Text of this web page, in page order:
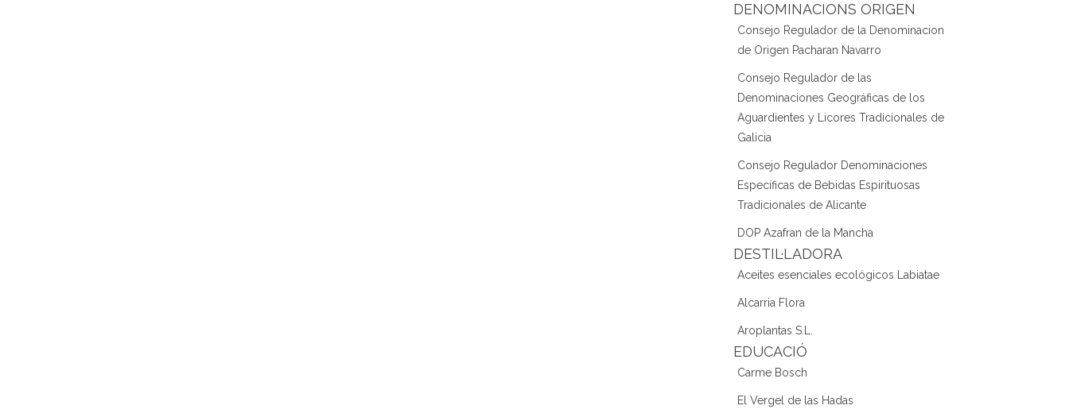
DENOMINACIONS ORIGEN
Consejo Regulador de la Denominacion
de Origen Pacharan Navarro
Consejo Regulador de las
Denominaciones Geográficas de los
Aguardientes y Licores Tradicionales de
Galicia
Consejo Regulador Denominaciones
Específicas de Bebidas Espirituosas
Tradicionales de Alicante
DOP Azafran de la Mancha
DESTIL·LADORA
Aceites esenciales ecológicos Labiatae
Alcarria Flora
Aroplantas S.L.
EDUCACIÓ
Carme Bosch
El Vergel de las Hadas